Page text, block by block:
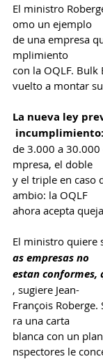
El ministro
omo un ejemplo
de una empresa
mplimiento
con la OQLF. Bulk
vuelto a montar
La nueva ley
incumplimiento:
de 3.000 a 30.000
mpresa, el doble
y el triple en caso
ambio: la OQLF
ahora acepta
El ministro quiere
as empresas no
estan conformes,
, sugiere Jean-
François Roberge.
ra una carta
blanca con un
nspectores le